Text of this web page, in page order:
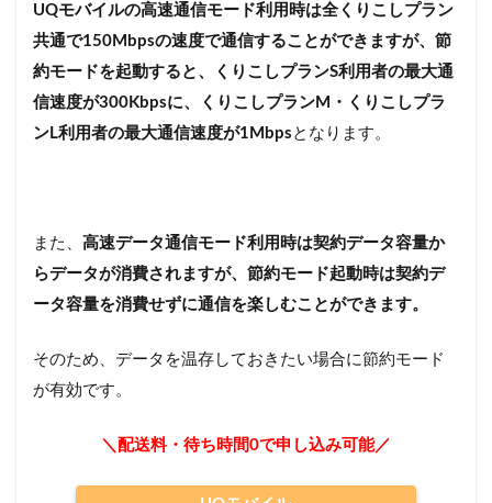
UQモバイルの高速通信モード利用時は全くりこしプラン
共通で150Mbpsの速度で通信することができますが、節
約モードを起動すると、くりこしプランS利用者の最大通
信速度が300Kbpsに、くりこしプランM・くりこしプラ
ンL利用者の最大通信速度が1Mbps となります。
また、 高速データ通信モード利用時は契約データ容量か
らデータが消費されますが、節約モード起動時は契約デ
ータ容量を消費せずに通信を楽しむことができます。
そのため、データを温存しておきたい場合に節約モード
が有効です。
＼配送料・待ち時間0で申し込み可能／